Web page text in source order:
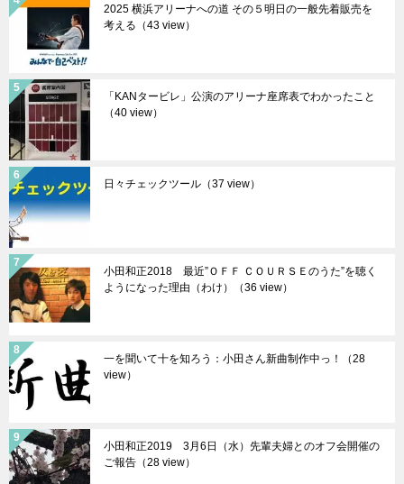
2025 横浜アリーナへの道 その５明日の一般先着販売を
考える（43 view）
「KANタービレ」公演のアリーナ座席表でわかったこと
（40 view）
日々チェックツール（37 view）
小田和正2018 最近”ＯＦＦ ＣＯＵＲＳＥのうた”を聴く
ようになった理由（わけ）（36 view）
一を聞いて十を知ろう：小田さん新曲制作中っ！（28
view）
小田和正2019 3月6日（水）先輩夫婦とのオフ会開催の
ご報告（28 view）